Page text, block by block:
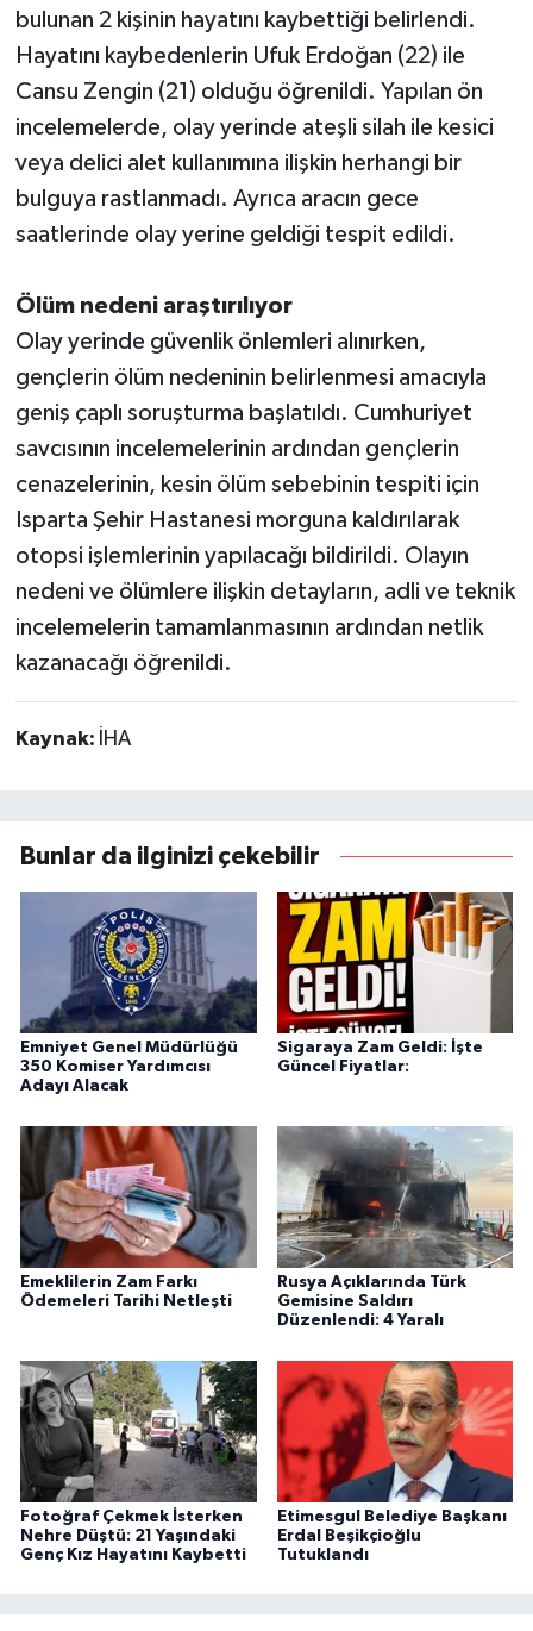
bulunan 2 kişinin hayatını kaybettiği belirlendi.
Hayatını kaybedenlerin Ufuk Erdoğan (22) ile
Cansu Zengin (21) olduğu öğrenildi. Yapılan ön
incelemelerde, olay yerinde ateşli silah ile kesici
veya delici alet kullanımına ilişkin herhangi bir
bulguya rastlanmadı. Ayrıca aracın gece
saatlerinde olay yerine geldiği tespit edildi.
Ölüm nedeni araştırılıyor
Olay yerinde güvenlik önlemleri alınırken,
gençlerin ölüm nedeninin belirlenmesi amacıyla
geniş çaplı soruşturma başlatıldı. Cumhuriyet
savcısının incelemelerinin ardından gençlerin
cenazelerinin, kesin ölüm sebebinin tespiti için
Isparta Şehir Hastanesi morguna kaldırılarak
otopsi işlemlerinin yapılacağı bildirildi. Olayın
nedeni ve ölümlere ilişkin detayların, adli ve teknik
incelemelerin tamamlanmasının ardından netlik
kazanacağı öğrenildi.
Kaynak: İHA
Bunlar da ilginizi çekebilir
Emniyet Genel Müdürlüğü
350 Komiser Yardımcısı
Adayı Alacak
Sigaraya Zam Geldi: İşte
Güncel Fiyatlar:
Emeklilerin Zam Farkı
Ödemeleri Tarihi Netleşti
Rusya Açıklarında Türk
Gemisine Saldırı
Düzenlendi: 4 Yaralı
Fotoğraf Çekmek İsterken
Nehre Düştü: 21 Yaşındaki
Genç Kız Hayatını Kaybetti
Etimesgul Belediye Başkanı
Erdal Beşikçioğlu
Tutuklandı